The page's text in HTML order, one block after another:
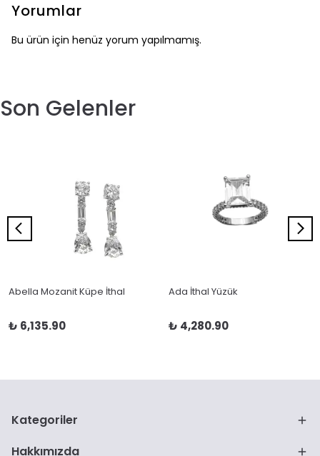
Yorumlar
Bu ürün için henüz yorum yapılmamış.
Son Gelenler
Abella Mozanit Küpe İthal
₺ 6,135.90
Ada İthal Yüzük
₺ 4,280.90
Kategoriler
Hakkımızda